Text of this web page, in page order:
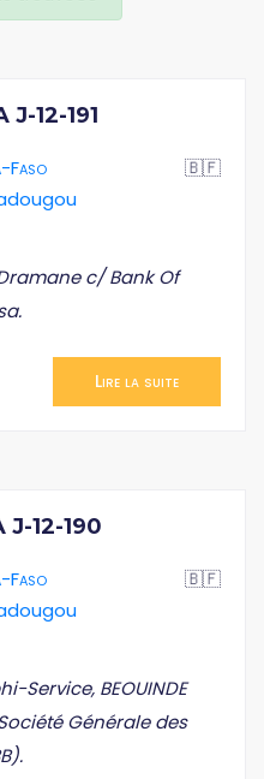
J-12-191
Faso
🇧🇫
c/ Bank Of
Lire la suite
J-12-190
Faso
🇧🇫
Service, BEOUINDE
Générale des